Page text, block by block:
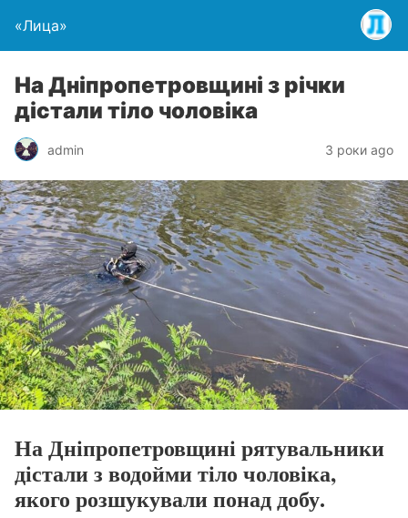
«Лица»
На Дніпропетровщині з річки
дістали тіло чоловіка
admin 3 роки ago
На Дніпропетровщині рятувальники
дістали з водойми тіло чоловіка,
якого розшукували понад добу.